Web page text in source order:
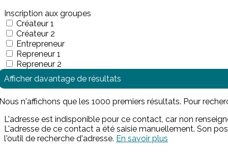
Inscription aux groupes
Créateur 1
Créateur 2
Entrepreneur
Repreneur 1
Repreneur 2
Afficher davantage de résultats
n'affichons que les 1000 premiers résultats. Pour
L'adresse est indisponible pour ce contact, car non
L'adresse de ce contact a été saisie manuellement. Son
l'outil de recherche d'adresse. En savoir plus